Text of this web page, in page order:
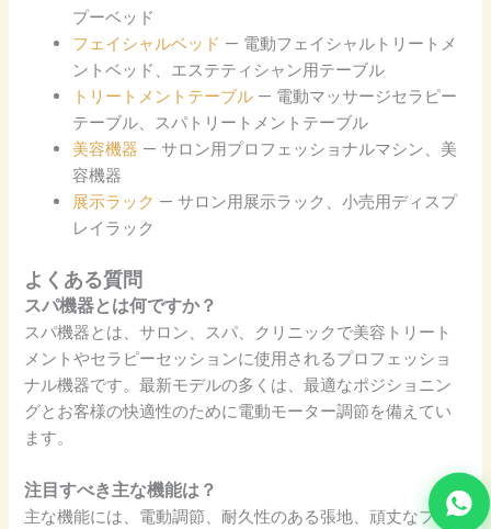
プーベッド
フェイシャルベッド — 電動フェイシャルトリートメ
ントベッド、エステティシャン用テーブル
トリートメントテーブル — 電動マッサージセラピー
テーブル、スパトリートメントテーブル
美容機器 — サロン用プロフェッショナルマシン、美
容機器
展示ラック — サロン用展示ラック、小売用ディスプ
レイラック
よくある質問
スパ機器とは何ですか？
スパ機器とは、サロン、スパ、クリニックで美容トリート
メントやセラピーセッションに使用されるプロフェッショ
ナル機器です。最新モデルの多くは、最適なポジショニン
グとお客様の快適性のために電動モーター調節を備えてい
ます。
注目すべき主な機能は？
主な機能には、電動調節、耐久性のある張地、頑丈なフレ